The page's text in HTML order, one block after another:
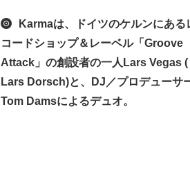
Karmaは、ドイツのケルンにある
コードショップ＆レーベル「Groove
Attack」の創設者の一人Lars Vegas (
Lars Dorsch)と、DJ／プロデューサ
Tom Damsによるデュオ。